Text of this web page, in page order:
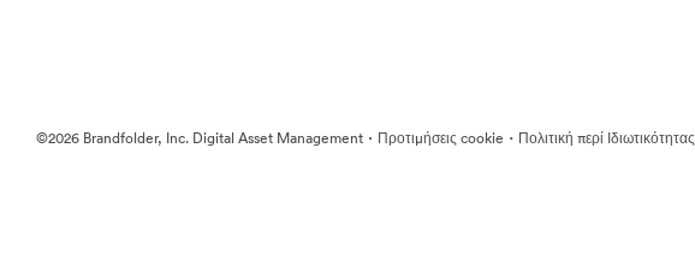
©2026 Brandfolder, Inc. Digital Asset Management · Προτιμήσεις cookie · Πολιτική περί Ιδιωτικότητας